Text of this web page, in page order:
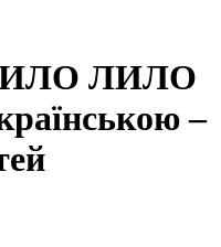
МИЛО ЛИЛО
–